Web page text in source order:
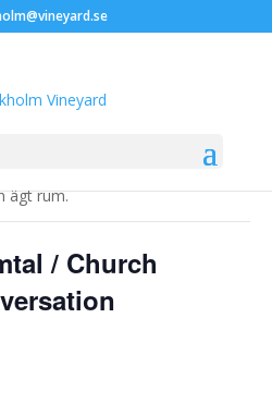
ägt rum.
/ Church